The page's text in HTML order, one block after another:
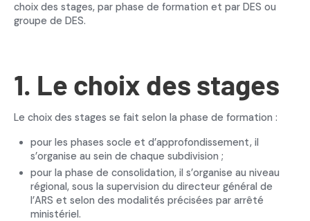
choix des stages, par phase de formation et par DES ou
groupe de DES.
1. Le choix des stages
Le choix des stages se fait selon la phase de formation :
pour les phases socle et d’approfondissement, il
s’organise au sein de chaque subdivision ;
pour la phase de consolidation, il s’organise au niveau
régional, sous la supervision du directeur général de
l’ARS et selon des modalités précisées par arrêté
ministériel.